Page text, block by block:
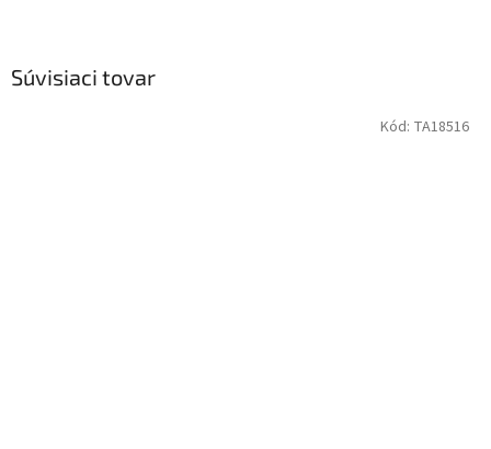
Súvisiaci tovar
Kód: TA18516